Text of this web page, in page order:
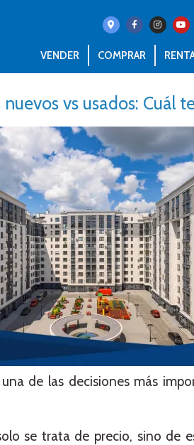
VENDER COMPRAR
vs usados: Cuál
de las decisiones más
se trata de precio, sino de